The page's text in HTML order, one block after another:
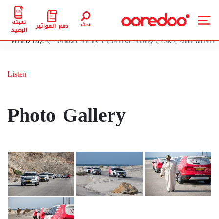
بحث دفع الفواتير تعبئة
الرصيد
About Ooredoo
CSR
Goodwill Journey
Goodwill Journey 1...
Photo12 Day2
Listen
Photo Gallery